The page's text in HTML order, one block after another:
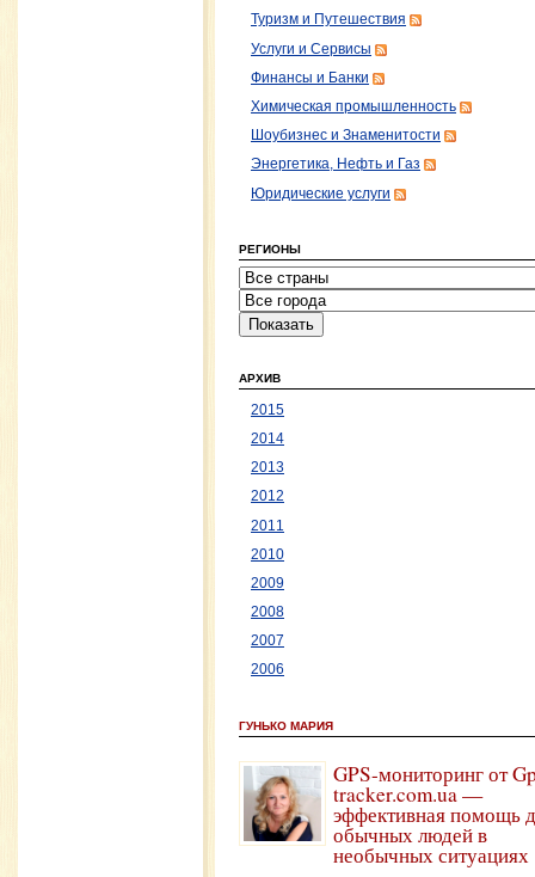
Туризм и Путешествия
Услуги и Сервисы
Финансы и Банки
Химическая промышленность
Шоубизнес и Знаменитости
Энергетика, Нефть и Газ
Юридические услуги
РЕГИОНЫ
АРХИВ
2015
2014
2013
2012
2011
2010
2009
2008
2007
2006
ГУНЬКО МАРИЯ
GPS-мониторинг от
tracker.com.ua —
эффективная помощь
обычных людей в
необычных ситуациях